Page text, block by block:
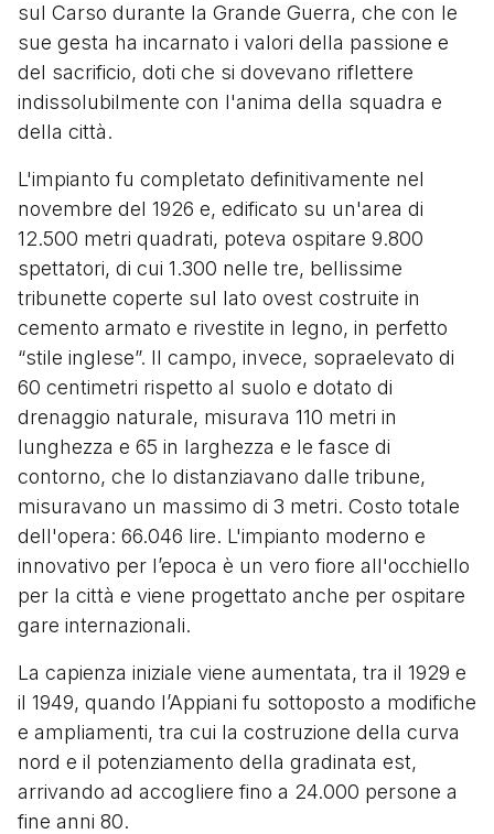
sul Carso durante la Grande Guerra, che con le
sue gesta ha incarnato i valori della passione e
del sacrificio, doti che si dovevano riflettere
indissolubilmente con l'anima della squadra e
della città.
L'impianto fu completato definitivamente nel
novembre del 1926 e, edificato su un'area di
12.500 metri quadrati, poteva ospitare 9.800
spettatori, di cui 1.300 nelle tre, bellissime
tribunette coperte sul lato ovest costruite in
cemento armato e rivestite in legno, in perfetto
“stile inglese”. Il campo, invece, sopraelevato di
60 centimetri rispetto al suolo e dotato di
drenaggio naturale, misurava 110 metri in
lunghezza e 65 in larghezza e le fasce di
contorno, che lo distanziavano dalle tribune,
misuravano un massimo di 3 metri. Costo totale
dell'opera: 66.046 lire. L'impianto moderno e
innovativo per l’epoca è un vero fiore all'occhiello
per la città e viene progettato anche per ospitare
gare internazionali.
La capienza iniziale viene aumentata, tra il 1929 e
il 1949, quando l’Appiani fu sottoposto a modifiche
e ampliamenti, tra cui la costruzione della curva
nord e il potenziamento della gradinata est,
arrivando ad accogliere fino a 24.000 persone a
fine anni 80.